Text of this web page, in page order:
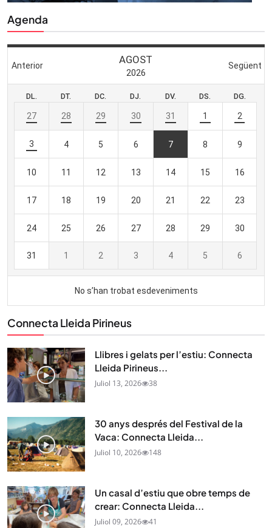
Agenda
Connecta Lleida Pirineus
Llibres i gelats per l’estiu: Connecta
Lleida Pirineus...
Juliol 13, 2026 38
30 anys després del Festival de la
Vaca: Connecta Lleida...
Juliol 10, 2026 148
Un casal d’estiu que obre temps de
crear: Connecta Lleida...
Juliol 09, 2026 41